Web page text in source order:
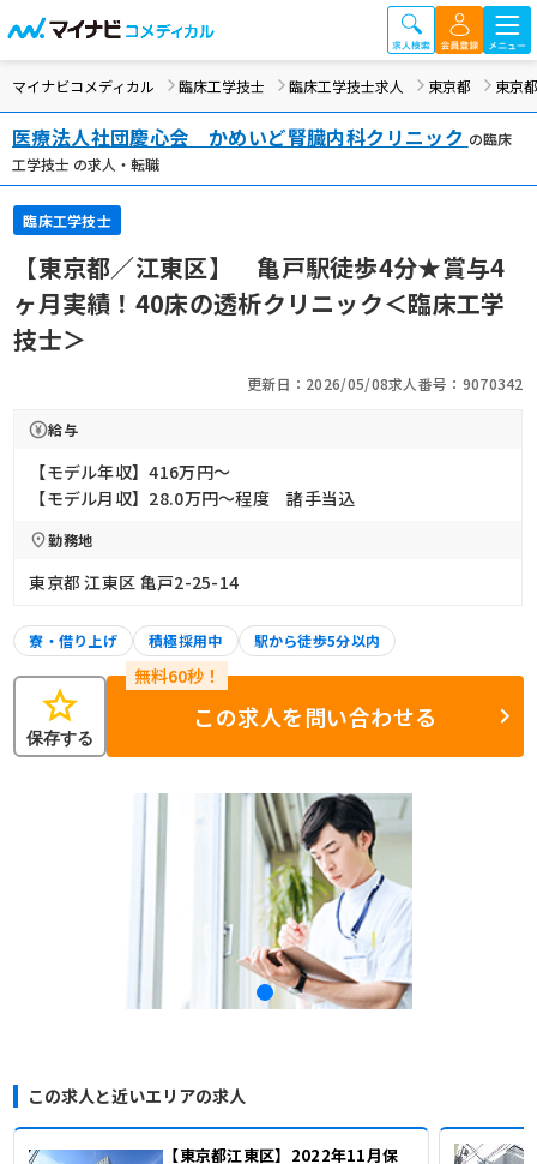
マイナビコメディカル 臨床工学技士 臨床工学技士求人 東京都 東京
医療法人社団慶心会 かめいど腎臓内科クリニック の臨床
工学技士 の求人・転職
臨床工学技士
【東京都／江東区】 亀戸駅徒歩4分★賞与4
ヶ月実績！40床の透析クリニック＜臨床工学
技士＞
更新日：2026/05/08求人番号：9070342
給与
【モデル年収】416万円〜
【モデル月収】28.0万円〜程度 諸手当込
勤務地
東京都 江東区 亀戸2-25-14
寮・借り上げ 積極採用中 駅から徒歩5分以内
star
保存する
この求人を問い合わせる
この求人と近いエリアの求人
【東京都江東区】2022年11月保